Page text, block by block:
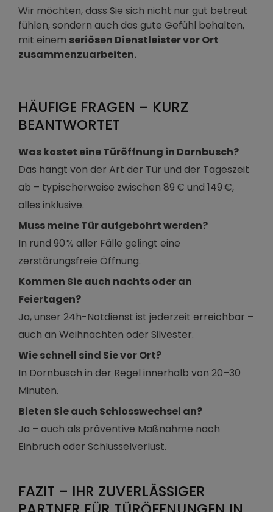
Wir möchten, dass Sie sich nicht nur gut betreut
fühlen, sondern auch das gute Gefühl behalten,
mit einem seriösen Dienstleister vor Ort
zusammenzuarbeiten.
HÄUFIGE FRAGEN – KURZ
BEANTWORTET
Was kostet eine Türöffnung in Dornbusch?
Das hängt von der Art der Tür und der Tageszeit
ab – typischerweise zwischen 89 € und 149 €,
alles inklusive.
Muss meine Tür aufgebohrt werden?
In rund 90 % aller Fälle gelingt eine
zerstörungsfreie Öffnung.
Kommen Sie auch nachts oder an
Feiertagen?
Ja, unser 24h-Notdienst ist jederzeit erreichbar –
auch an Weihnachten oder Silvester.
Wie schnell sind Sie vor Ort?
In Dornbusch in der Regel innerhalb von 20–30
Minuten.
Bieten Sie auch Schlosswechsel an?
Ja – auch als präventive Maßnahme nach
Einbruch oder Schlüsselverlust.
FAZIT – IHR ZUVERLÄSSIGER